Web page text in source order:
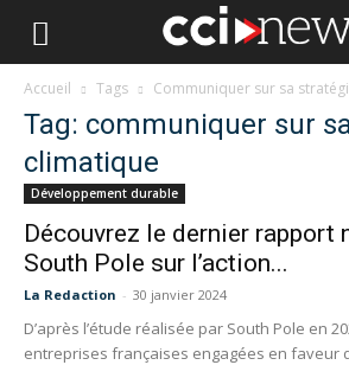
Accueil Tags Communiquer sur sa
Tag: communiquer sur
climatique
Développement durable
Découvrez le dernier rapport
South Pole sur l’action...
La Redaction - 30 janvier 2024
D’après l’étude réalisée par South Pole en
entreprises françaises engagées en faveur